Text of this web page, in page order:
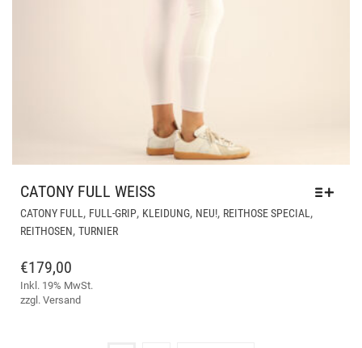
CATONY FULL WEISS
CATONY FULL , FULL-GRIP, KLEIDUNG, NEU!, REITHOSE SPECIAL ,
REITHOSEN, TURNIER
€179,00
Inkl. 19% MwSt.
zzgl. Versand